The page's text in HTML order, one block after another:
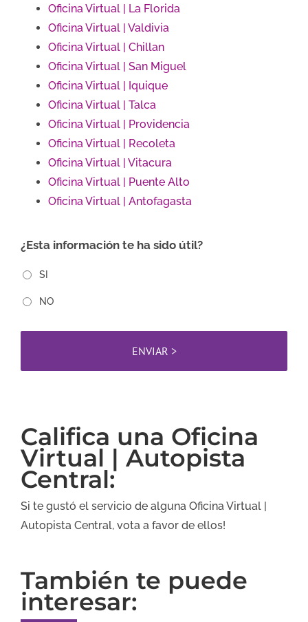
Oficina Virtual | La Florida
Oficina Virtual | Valdivia
Oficina Virtual | Chillan
Oficina Virtual | San Miguel
Oficina Virtual | Iquique
Oficina Virtual | Talca
Oficina Virtual | Providencia
Oficina Virtual | Recoleta
Oficina Virtual | Vitacura
Oficina Virtual | Puente Alto
Oficina Virtual | Antofagasta
¿Esta información te ha sido útil?
SI
NO
Califica una Oficina
Virtual | Autopista
Central:
Si te gustó el servicio de alguna Oficina Virtual |
Autopista Central, vota a favor de ellos!
También te puede
interesar: